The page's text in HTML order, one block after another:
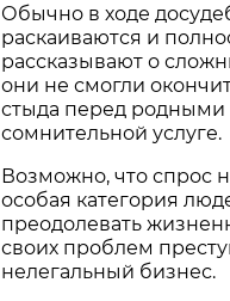
Обычно в ходе
раскаиваются и
рассказывают о
они не смогли
стыда перед родными
сомнительной услуге.
Возможно, что спрос
особая категория
преодолевать
своих проблем
нелегальный бизнес.